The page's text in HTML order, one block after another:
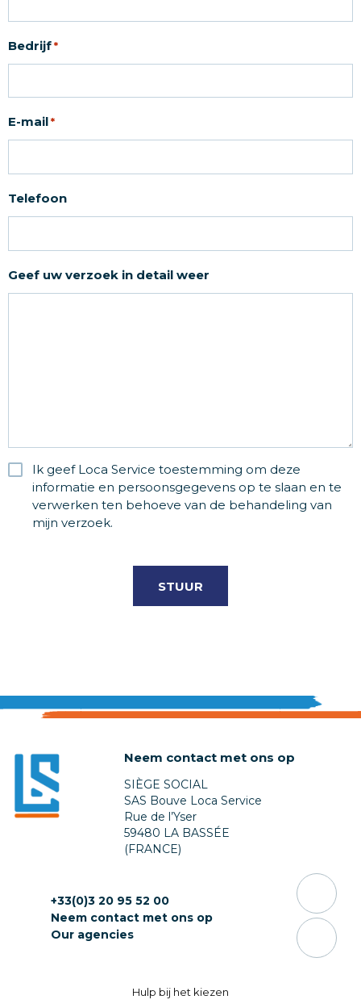
Bedrijf *
E-mail *
Telefoon
Geef uw verzoek in detail weer
RGPDIk geef Loca Service toestemming om deze
informatie en persoonsgegevens op te slaan en te
verwerken ten behoeve van de behandeling van
mijn verzoek.
Neem contact met ons op
SIÈGE SOCIAL
SAS Bouve Loca Service
Rue de l’Yser
59480 LA BASSÉE
(FRANCE)
+33(0)3 20 95 52 00
Neem contact met ons op
Our agencies
Hulp bij het kiezen